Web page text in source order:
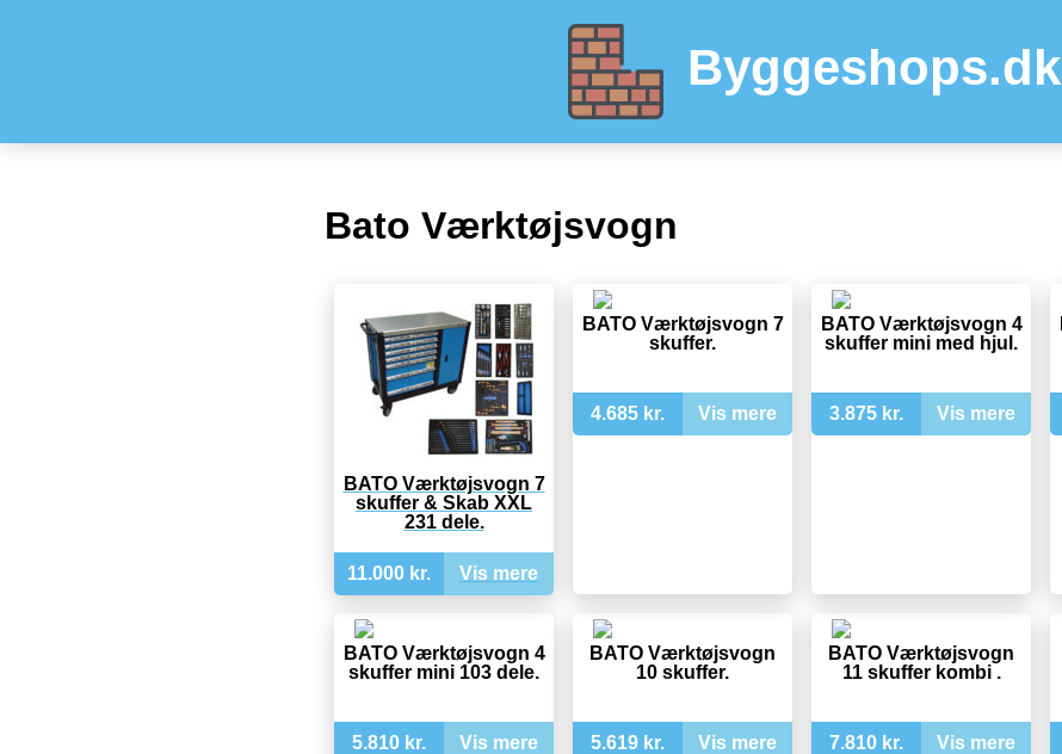
Byggeshops.dk
Bato Værktøjsvogn
BATO Værktøjsvogn 7
skuffer & Skab XXL
231 dele.
11.000 kr. Vis mere
BATO Værktøjsvogn 7
skuffer.
4.685 kr. Vis mere
BATO Værktøjsvogn 4
skuffer mini med hjul.
3.875 kr. Vis mere
BATO Værktøjsvogn 4
skuffer mini 103 dele.
5.810 kr. Vis mere
BATO Værktøjsvogn
10 skuffer.
5.619 kr. Vis mere
BATO Værktøjsvogn
11 skuffer kombi .
7.810 kr. Vis mere